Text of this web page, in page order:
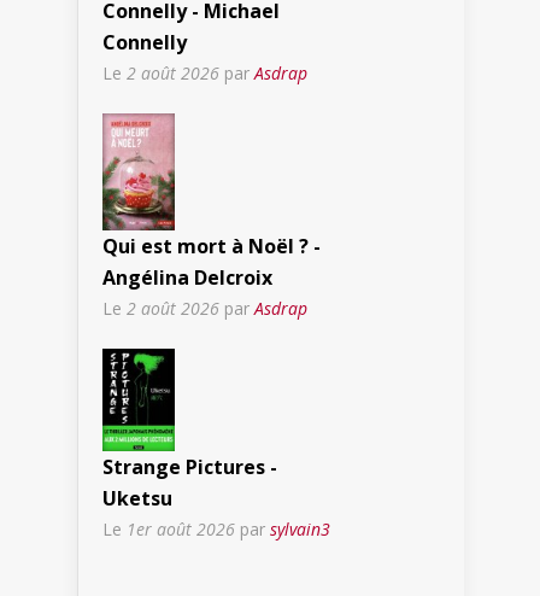
Connelly - Michael
Connelly
Le 2 août 2026 parAsdrap
Qui est mort à Noël ? -
Angélina Delcroix
Le 2 août 2026 par Asdrap
Strange Pictures -
Uketsu
Le 1er août 2026 par sylvain3